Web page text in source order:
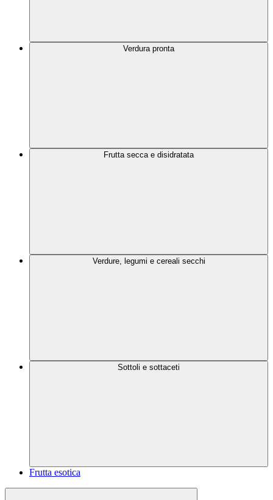
Verdura pronta
Frutta secca e disidratata
Verdure, legumi e cereali secchi
Sottoli e sottaceti
Frutta esotica